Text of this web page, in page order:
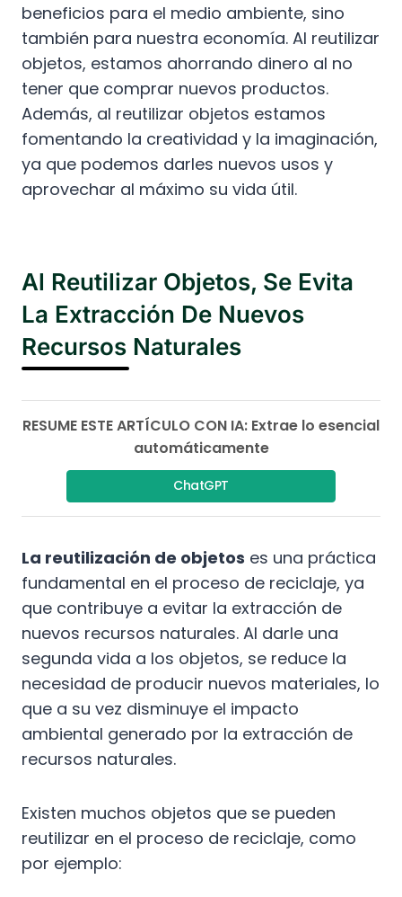
beneficios para el medio ambiente, sino
también para nuestra economía. Al reutilizar
objetos, estamos ahorrando dinero al no
tener que comprar nuevos productos.
Además, al reutilizar objetos estamos
fomentando la creatividad y la imaginación,
ya que podemos darles nuevos usos y
aprovechar al máximo su vida útil.
Al Reutilizar Objetos, Se Evita
La Extracción De Nuevos
Recursos Naturales
RESUME ESTE ARTÍCULO CON IA: Extrae lo esencial
automáticamente
ChatGPT
La reutilización de objetos es una práctica
fundamental en el proceso de reciclaje, ya
que contribuye a evitar la extracción de
nuevos recursos naturales. Al darle una
segunda vida a los objetos, se reduce la
necesidad de producir nuevos materiales, lo
que a su vez disminuye el impacto
ambiental generado por la extracción de
recursos naturales.
Existen muchos objetos que se pueden
reutilizar en el proceso de reciclaje, como
por ejemplo: